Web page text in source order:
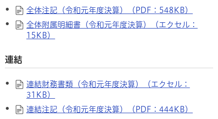
全体注記（令和元年度決算）（PDF：548KB）
全体附属明細書（令和元年度決算）（エクセル：
15KB）
連結
連結財務書類（令和元年度決算）（エクセル：
31KB）
連結注記（令和元年度決算）（PDF：444KB）